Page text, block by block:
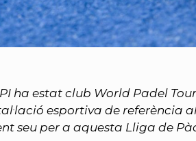
ha estat club World Padel
esportiva de referència
seu per a aquesta Lliga de